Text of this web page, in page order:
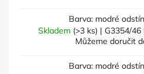
Barva: modré
Skladem (>3 ks) | G3354/46
Můžeme doručit
Barva: modré